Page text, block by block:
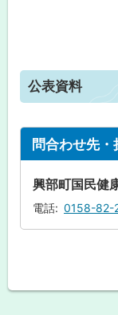
令和7
ペ
ー
ジ
内
公
料
・
公表資料
問合わせ先・
興部町国民健
電話 0158-82-